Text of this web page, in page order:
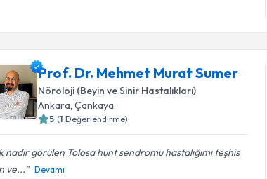
Prof. Dr. Mehmet Murat Sumer
Nöroloji (Beyin ve Sinir Hastalıkları)
Ankara , Çankaya
5 (1 Değerlendirme)
nadir görülen Tolosa hunt sendromu hastalığımı teşhis
ve...
Devamı